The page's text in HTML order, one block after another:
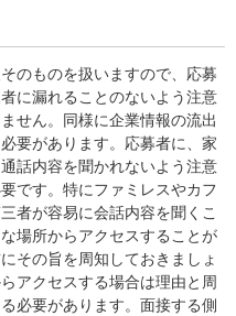
のものを扱いますので、応募
に漏れることのないよう注意
せん。同様に企業情報の流出
要があります。応募者に、家
話内容を聞かれないよう注意
です。特にファミレスやカフ
者が容易に会話内容を聞くこ
場所からアクセスすることが
その旨を周知しておきましょ
アクセスする場合は理由と周
必要があります。面接する側